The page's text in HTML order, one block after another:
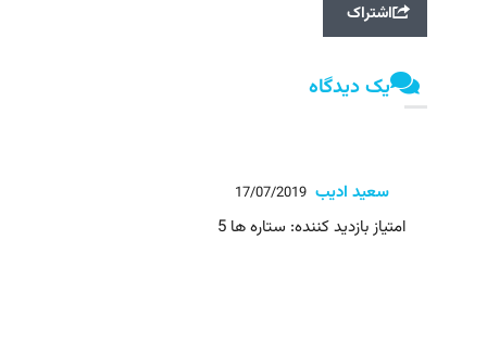
اشتراک
یک دیدگاه
سعید ادیب 17/07/2019
امتیاز بازدید کننده: ستاره ها 5